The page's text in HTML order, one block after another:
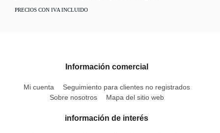
PRECIOS CON IVA INCLUIDO
Información comercial
Mi cuenta
Seguimiento para clientes no registrados
Sobre nosotros
Mapa del sitio web
información de interés